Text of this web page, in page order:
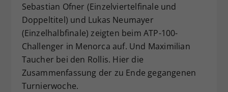
Sebastian Ofner (Einzelviertelfinale und
Doppeltitel) und Lukas Neumayer
(Einzelhalbfinale) zeigten beim ATP-100-
Challenger in Menorca auf. Und Maximilian
Taucher bei den Rollis. Hier die
Zusammenfassung der zu Ende gegangenen
Turnierwoche.